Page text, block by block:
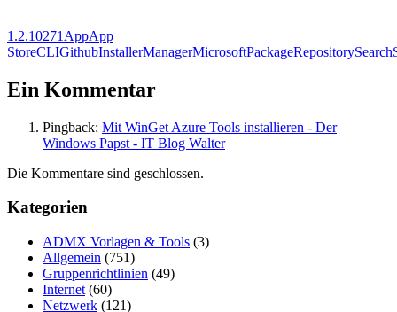
1.2.10271 AppApp
StoreCLIGithubInstallerManagerMicrosoftPackageRepositorySearch
Ein Kommentar
Pingback: Mit WinGet Azure Tools installieren - Der
Windows Papst - IT Blog Walter
Die Kommentare sind geschlossen.
Kategorien
ADMX Vorlagen & Tools (3)
Allgemein (751)
Gruppenrichtlinien (49)
Internet (60)
Netzwerk (121)